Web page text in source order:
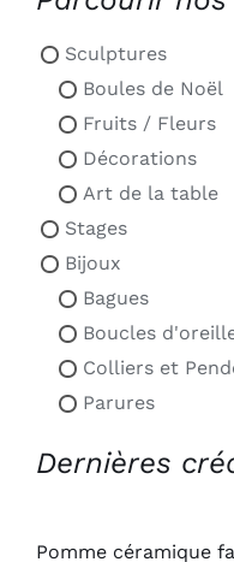
Sculptures
Boules de Noël
Fruits / Fleurs
Décorations
Art de la table
Stages
Bijoux
Bagues
Boucles
Colliers et
Parures
Dernières
Pomme céramique